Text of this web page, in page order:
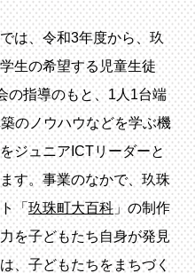
は、令和3年度から、玖
生の希望する児童生徒
の指導のもと、1人1台端
のノウハウなどを学ぶ機
ジュニアICTリーダーと
す。事業のなかで、玖珠
「玖珠町大百科」の制作
を子どもたち自身が発見
、子どもたちをまちづく